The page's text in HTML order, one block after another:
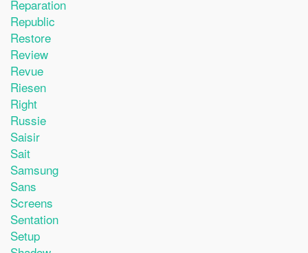
Reparation
Republic
Restore
Review
Revue
Riesen
Right
Russie
Saisir
Sait
Samsung
Sans
Screens
Sentation
Setup